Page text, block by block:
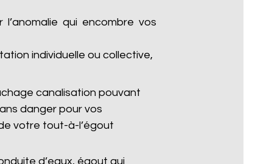
qui encombre vos
individuelle ou collective,
canalisation pouvant
danger pour vos
votre tout-à-l’égout
d’eaux, égout qui